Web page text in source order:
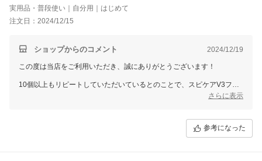
実用品・普段使い｜自分用｜はじめて
注文日：2024/12/15
ショップからのコメント 2024/12/19
この度は当店をご利用いただき、誠にありがとうございます！
10個以上もリピートしていただいているとのことで、スピケアV3ファ
ンデーションが日々のお肌ケアにお役立ていただけていることを大変嬉
今後ともどうぞよろしくお願いいたします！またのご利用を心よりお待
さらに表示
参考になった